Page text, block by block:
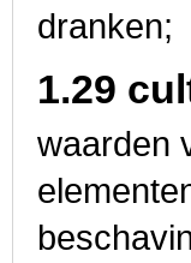
dranken;
1.29
waarden